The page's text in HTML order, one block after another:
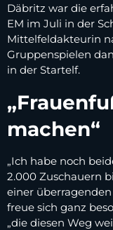
Däbritz war die
EM im Juli in der
Mittelfeldakteurin
Gruppenspielen
in der Startelf.
machen“
„Ich habe noch
2.000 Zuschauern
einer
freue sich ganz
„die diesen Weg